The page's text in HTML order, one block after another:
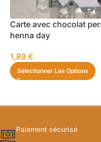
Carte avec chocolat
henna day
1,89 €
Sélectionner Les Options
Paiement sécurisé